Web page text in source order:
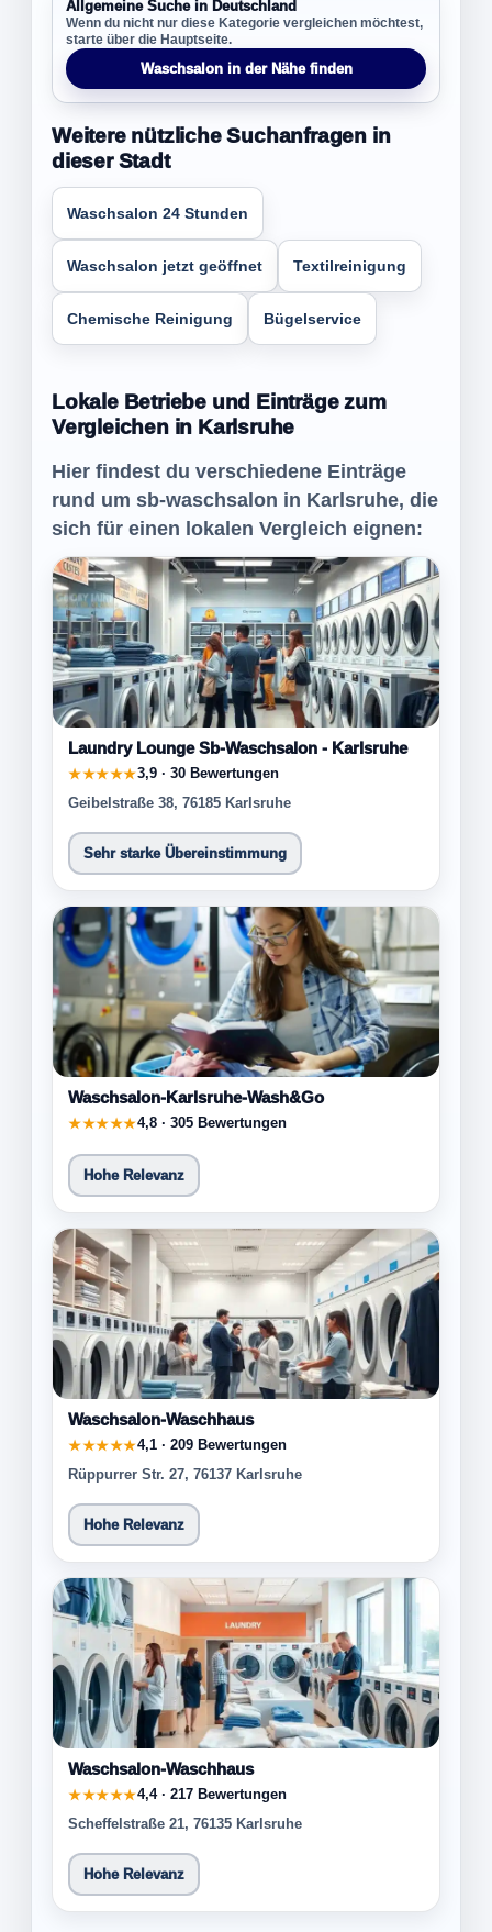
Allgemeine Suche in Deutschland
Wenn du nicht nur diese Kategorie vergleichen möchtest,
starte über die Hauptseite.
Waschsalon in der Nähe finden
Weitere nützliche Suchanfragen in
dieser Stadt
Waschsalon 24 Stunden
Waschsalon jetzt geöffnet Textilreinigung
Chemische Reinigung Bügelservice
Lokale Betriebe und Einträge zum
Vergleichen in Karlsruhe
Hier findest du verschiedene Einträge
rund um sb-waschsalon in Karlsruhe, die
sich für einen lokalen Vergleich eignen:
Laundry Lounge Sb-Waschsalon - Karlsruhe
★★★★★3,9 · 30 Bewertungen
Geibelstraße 38, 76185 Karlsruhe
Sehr starke Übereinstimmung
Waschsalon-Karlsruhe-Wash&Go
★★★★★4,8 · 305 Bewertungen
Hohe Relevanz
Waschsalon-Waschhaus
★★★★★4,1 · 209 Bewertungen
Rüppurrer Str. 27, 76137 Karlsruhe
Hohe Relevanz
Waschsalon-Waschhaus
★★★★★4,4 · 217 Bewertungen
Scheffelstraße 21, 76135 Karlsruhe
Hohe Relevanz